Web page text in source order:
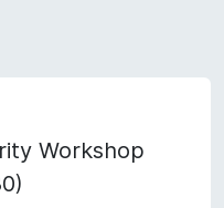
Workshop